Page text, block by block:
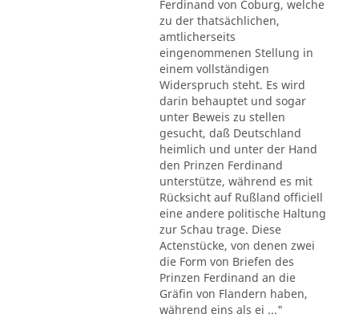
Ferdinand von Coburg, welche
zu der thatsächlichen,
amtlicherseits
eingenommenen Stellung in
einem vollständigen
Widerspruch steht. Es wird
darin behauptet und sogar
unter Beweis zu stellen
gesucht, daß Deutschland
heimlich und unter der Hand
den Prinzen Ferdinand
unterstütze, während es mit
Rücksicht auf Rußland officiell
eine andere politische Haltung
zur Schau trage. Diese
Actenstücke, von denen zwei
die Form von Briefen des
Prinzen Ferdinand an die
Gräfin von Flandern haben,
während eins als ei ..."